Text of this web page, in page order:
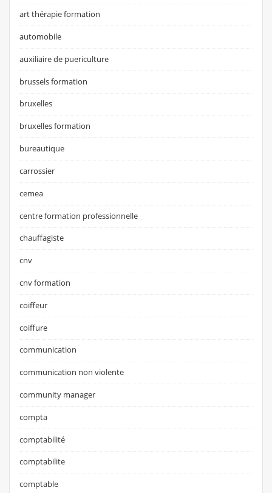
art thérapie formation
automobile
auxiliaire de puericulture
brussels formation
bruxelles
bruxelles formation
bureautique
carrossier
cemea
centre formation professionnelle
chauffagiste
cnv
cnv formation
coiffeur
coiffure
communication
communication non violente
community manager
compta
comptabilité
comptabilite
comptable